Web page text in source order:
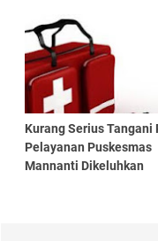
Kurang Serius Tangani
Pelayanan Puskesmas
Mannanti Dikeluhkan